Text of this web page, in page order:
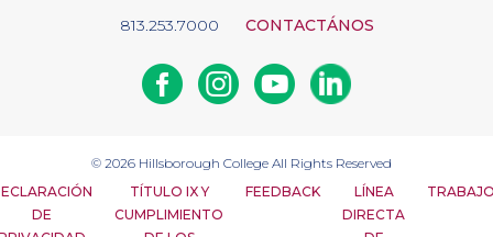
813.253.7000 CONTACTÁNOS
FacebookInstagramYoutubeLinkedin
© 2026 Hillsborough College All Rights Reserved
DE
TÍTULO IX Y
CUMPLIMIENTO
FEEDBACK
LÍNEA
DIRECTA